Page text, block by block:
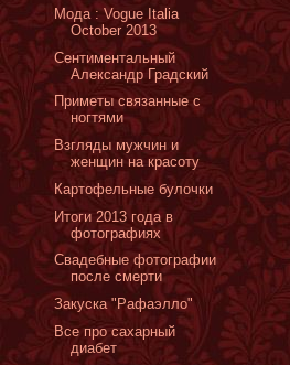
Moда : Vogue Italia
October 2013
Сентиментальный
Александр Градский
Приметы связанные с
ногтями
Взгляды мужчин и
женщин на красоту
Картофельные булочки
Итоги 2013 года в
фотографиях
Cвадебные фотографии
после смерти
Закуска "Рафаэлло"
Все про сахарный
диабет